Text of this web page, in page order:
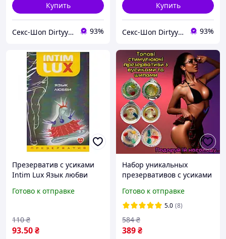
Купить
Секс-Шоп Dirtyyy - Включи любовь! 93%
Купить
Секс-Шоп Dirtyyy - Включи любовь! 93%
Презерватив с усиками
Intim Lux Язык любви
1 шт.)
Готово к отправке
93.50₴
110 ₴
Набор уникальных
презервативов с усиками
стимуляции девушки
Готово к отправке
5.0 (8)
389₴
584 ₴